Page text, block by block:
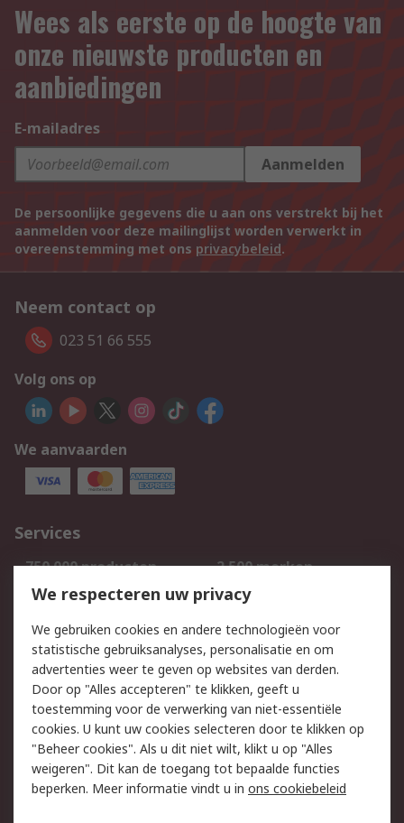
Wees als eerste op de hoogte van
onze nieuwste producten en
aanbiedingen
E-mailadres
Aanmelden
De persoonlijke gegevens die u aan ons verstrekt bij het
aanmelden voor deze mailinglijst worden verwerkt in
overeenstemming met ons privacybeleid.
Neem contact op
023 51 66 555
Volg ons op
We aanvaarden
Services
750.000 producten
2.500 merken
Bestellen
Inkoopoplossingen
Track & Trace
Wettelijk
Cookiebeleid
Email veiligheid
Privacybeleid
Websitevoorwaarden
Algemene
verkoopvoorwaarden
We respecteren uw privacy
We gebruiken cookies en andere technologieën voor
statistische gebruiksanalyses, personalisatie en om
advertenties weer te geven op websites van derden.
Door op "Alles accepteren" te klikken, geeft u
toestemming voor de verwerking van niet-essentiële
cookies. U kunt uw cookies selecteren door te klikken op
"Beheer cookies". Als u dit niet wilt, klikt u op "Alles
weigeren". Dit kan de toegang tot bepaalde functies
beperken. Meer informatie vindt u in ons cookiebeleid